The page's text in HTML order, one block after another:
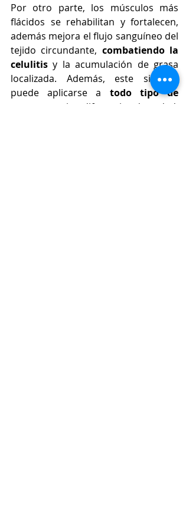
Por otro parte, los músculos más
flácidos se rehabilitan y fortalecen,
además mejora el flujo sanguíneo del
tejido circundante, combatiendo la
celulitis y la acumulación de grasa
localizada. Además, este sistema
puede aplicarse a todo tipo de
sin diferencia de edad,